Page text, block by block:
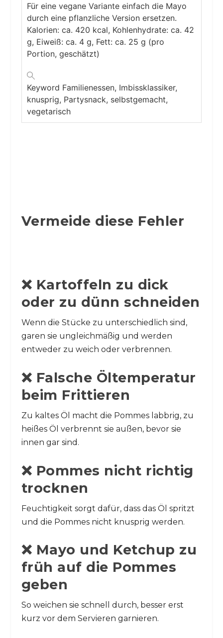
Für eine vegane Variante einfach die Mayo
durch eine pflanzliche Version ersetzen.
Kalorien: ca. 420 kcal, Kohlenhydrate: ca. 42
g, Eiweiß: ca. 4 g, Fett: ca. 25 g (pro
Portion, geschätzt)
Keyword Familienessen, Imbissklassiker,
knusprig, Partysnack, selbstgemacht,
vegetarisch
Vermeide diese Fehler
❌ Kartoffeln zu dick
oder zu dünn schneiden
Wenn die Stücke zu unterschiedlich sind,
garen sie ungleichmäßig und werden
entweder zu weich oder verbrennen.
❌ Falsche Öltemperatur
beim Frittieren
Zu kaltes Öl macht die Pommes labbrig, zu
heißes Öl verbrennt sie außen, bevor sie
innen gar sind.
❌ Pommes nicht richtig
trocknen
Feuchtigkeit sorgt dafür, dass das Öl spritzt
und die Pommes nicht knusprig werden.
❌ Mayo und Ketchup zu
früh auf die Pommes
geben
So weichen sie schnell durch, besser erst
kurz vor dem Servieren garnieren.